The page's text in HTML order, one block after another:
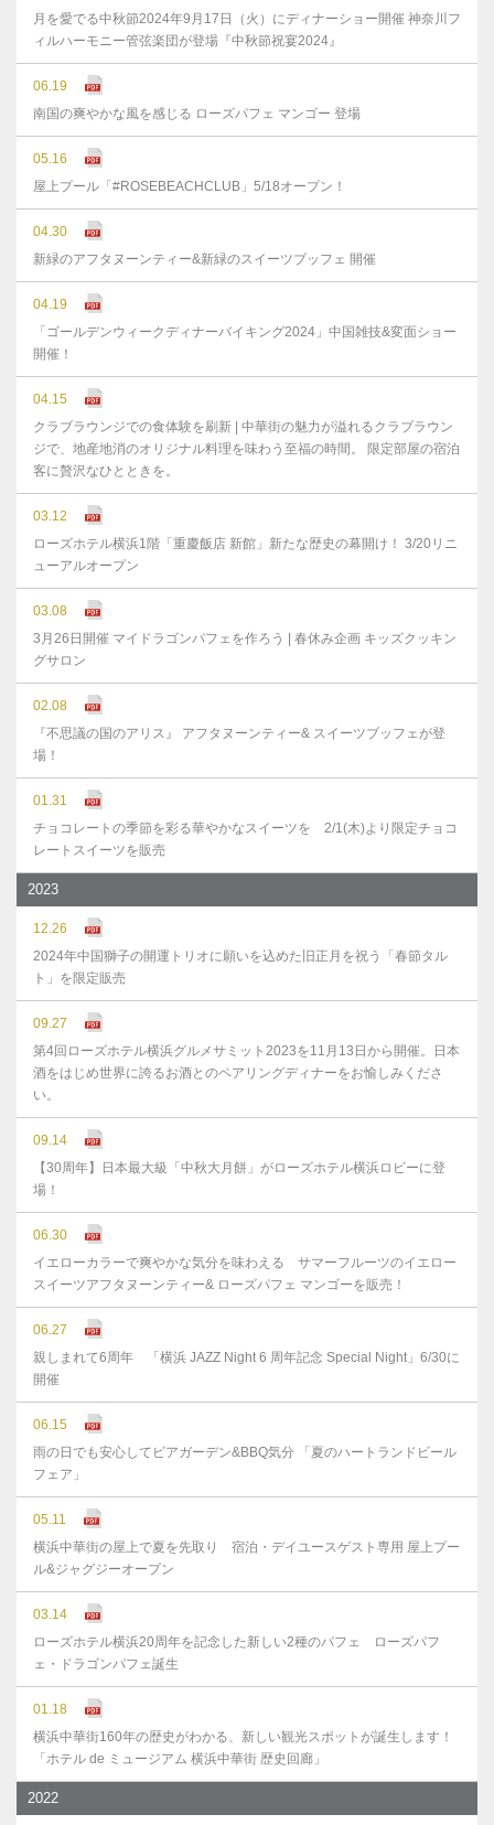
月を愛でる中秋節2024年9月17日（火）にディナーショー開催 神奈川フ
ィルハーモニー管弦楽団が登場『中秋節祝宴2024』
06.19
南国の爽やかな風を感じる ローズパフェ マンゴー 登場
05.16
屋上プール「#ROSEBEACHCLUB」5/18オープン！
04.30
新緑のアフタヌーンティー&新緑のスイーツブッフェ 開催
04.19
「ゴールデンウィークディナーバイキング2024」中国雑技&変面ショー
開催！
04.15
クラブラウンジでの食体験を刷新 | 中華街の魅力が溢れるクラブラウン
ジで、地産地消のオリジナル料理を味わう至福の時間。 限定部屋の宿泊
客に贅沢なひとときを。
03.12
ローズホテル横浜1階「重慶飯店 新館」新たな歴史の幕開け！ 3/20リニ
ューアルオープン
03.08
3月26日開催 マイドラゴンパフェを作ろう | 春休み企画 キッズクッキン
グサロン
02.08
『不思議の国のアリス』 アフタヌーンティー& スイーツブッフェが登
場！
01.31
チョコレートの季節を彩る華やかなスイーツを 2/1(木)より限定チョコ
レートスイーツを販売
2023
12.26
2024年中国獅子の開運トリオに願いを込めた旧正月を祝う「春節タル
ト」を限定販売
09.27
第4回ローズホテル横浜グルメサミット2023を11月13日から開催。日本
酒をはじめ世界に誇るお酒とのペアリングディナーをお愉しみくださ
い。
09.14
【30周年】日本最大級「中秋大月餅」がローズホテル横浜ロビーに登
場！
06.30
イエローカラーで爽やかな気分を味わえる サマーフルーツのイエロー
スイーツアフタヌーンティー& ローズパフェ マンゴーを販売！
06.27
親しまれて6周年 「横浜 JAZZ Night 6 周年記念 Special Night」6/30に
開催
06.15
雨の日でも安心してビアガーデン&BBQ気分 「夏のハートランドビール
フェア」
05.11
横浜中華街の屋上で夏を先取り 宿泊・デイユースゲスト専用 屋上プー
ル&ジャグジーオープン
03.14
ローズホテル横浜20周年を記念した新しい2種のパフェ ローズパフ
ェ・ドラゴンパフェ誕生
01.18
横浜中華街160年の歴史がわかる、新しい観光スポットが誕生します！
「ホテル de ミュージアム 横浜中華街 歴史回廊」
2022